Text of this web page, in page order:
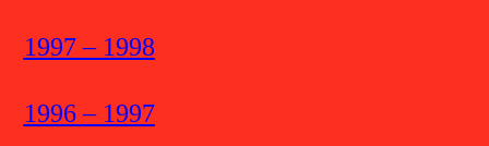
1997 – 1998
1996 – 1997